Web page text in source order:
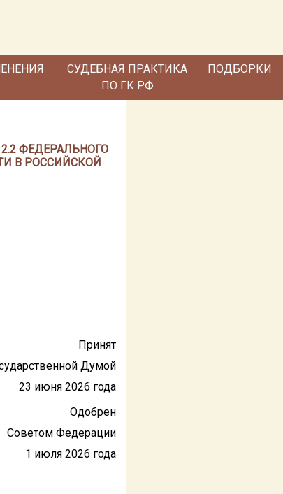
СУДЕБНАЯ ПРАКТИКА
ПО ГК РФ
ПОДБОРКИ
ФЕДЕРАЛЬНОГО
В РОССИЙСКОЙ
Принят
Думой
23 июня 2026 года
Одобрен
Советом Федерации
1 июля 2026 года